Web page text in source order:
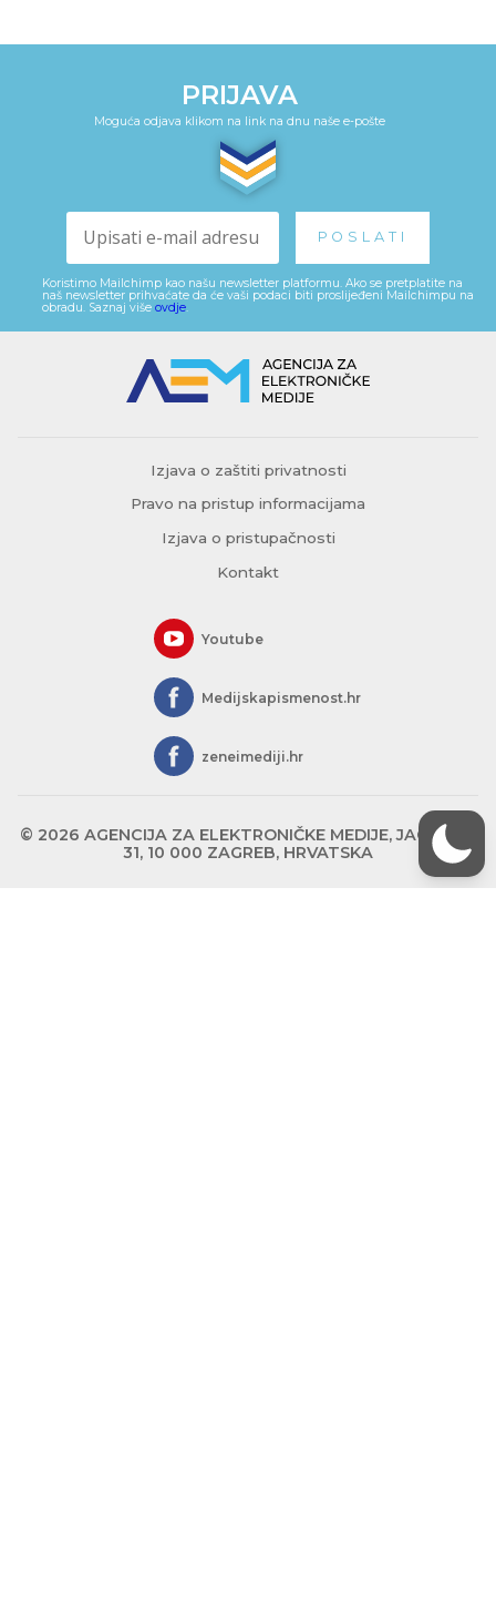
PRIJAVA
Moguća odjava klikom na link na dnu naše e-pošte
Koristimo Mailchimp kao našu newsletter platformu. Ako se pretplatite na
naš newsletter prihvaćate da će vaši podaci biti proslijeđeni Mailchimpu na
obradu. Saznaj više ovdje.
Izjava o zaštiti privatnosti
Pravo na pristup informacijama
Izjava o pristupačnosti
Kontakt
Youtube
Medijskapismenost.hr
zeneimediji.hr
© 2026 AGENCIJA ZA ELEKTRONIČKE MEDIJE, JAGIĆEVA
31, 10 000 ZAGREB, HRVATSKA